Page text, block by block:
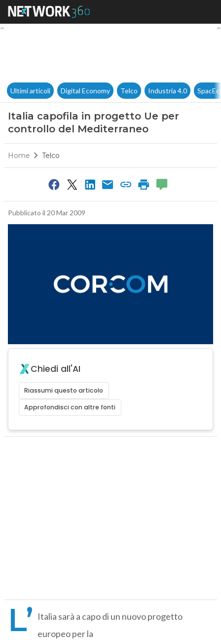
Italia capofila in progetto Ue
Ultimi articoli Digital Economy Telco Industria 4.0
Italia capofila in progetto Ue per
controllo del Mediterraneo
Home Telco
Pubblicato il 20 Mar 2009
Chiedi all'AI
Riassumi questo articolo
Approfondisci con altre fonti
L’ Italia sarà a capo di un nuovo progetto
europeo per la